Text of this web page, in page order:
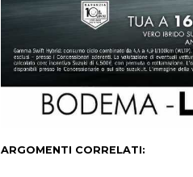
ARGOMENTI CORRELATI: